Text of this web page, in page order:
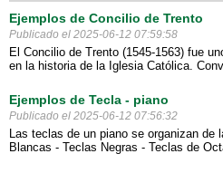
Ejemplos de Concilio de Trento
Publicado el 2025-06-12 07:59:58
El Concilio de Trento (1545-1563) fue
en la historia de la Iglesia Católica.
Ejemplos de Tecla - piano
Publicado el 2025-06-12 07:56:32
Las teclas de un piano se organizan de
Blancas - Teclas Negras - Teclas de